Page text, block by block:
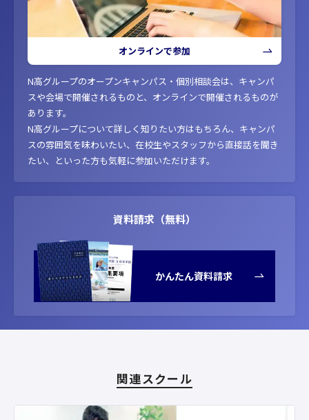
オンラインで参加
N高グループのオープンキャンパス・個別相談会は、キャンパ
スや会場で開催されるものと、オンラインで開催されるものが
あります。
N高グループについて詳しく知りたい方はもちろん、キャンパ
スの雰囲気を味わいたい、在校生やスタッフから直接話を聞き
たい、といった方も気軽に参加いただけます。
資料請求（無料）
かんたん資料請求
関連スクール